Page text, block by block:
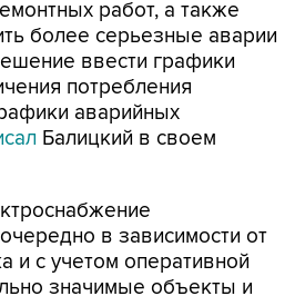
ввести графики
потребления
аварийных
Балицкий в своем
и с учетом оперативной
значимые объекты и
подключена к
питания.